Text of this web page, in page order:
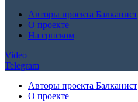
Авторы проекта Балканист
О проекте
На српском
Video
Telegram
Авторы проекта Балканист
О проекте